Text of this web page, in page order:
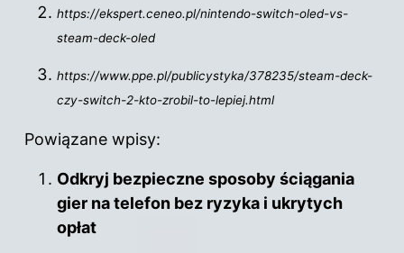
https://ekspert.ceneo.pl/nintendo-switch-oled-vs-
steam-deck-oled
https://www.ppe.pl/publicystyka/378235/steam-deck-
czy-switch-2-kto-zrobil-to-lepiej.html
Powiązane wpisy:
Odkryj bezpieczne sposoby ściągania
gier na telefon bez ryzyka i ukrytych
opłat